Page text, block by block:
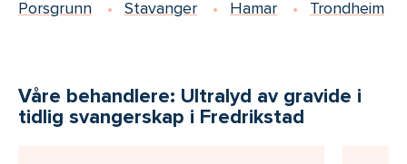
Porsgrunn
Stavanger Hamar Trondheim
Våre behandlere: Ultralyd av gravide i
tidlig svangerskap i Fredrikstad